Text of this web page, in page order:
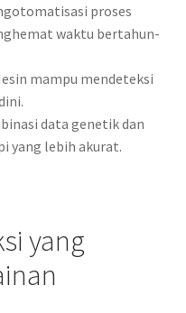
proses
waktu bertahun-
mampu mendeteksi
data genetik dan
yang lebih akurat.
yang